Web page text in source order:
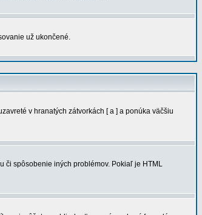
už ukončené.
v hranatých zátvorkách [ a ] a ponúka väčšiu
či spôsobenie iných problémov. Pokiaľ je HTML